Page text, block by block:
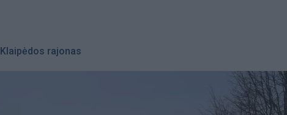
Klaipėdos rajonas